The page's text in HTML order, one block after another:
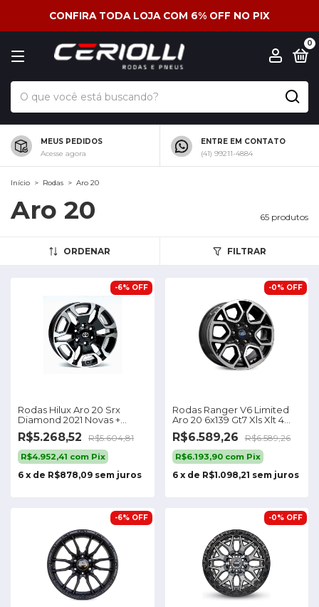
CONFIRA TODA LOJA COM 6% OFF NO PIX
0
MEUS PEDIDOS
Acesse agora
ENTRE EM CONTATO
(41) 99211-4884
Início > Rodas > Aro 20
Aro 20 65 produtos
ORDENAR FILTRAR
Rodas Hilux Aro 20 Srx
Diamond 2021 Novas +
Bicos
-6% OFF
R$5.268,52 R$5.604,81
R$4.952,41 com Pix
6 x de R$878,09 sem juros
Rodas Ranger V6 Limited
Aro 20 6x139 Gt7 Xls Xlt 4
Rodas
-0% OFF
R$6.589,26 R$6.589,26
R$6.193,90 com Pix
6 x de R$1.098,21 sem juros
-6% OFF -0% OFF